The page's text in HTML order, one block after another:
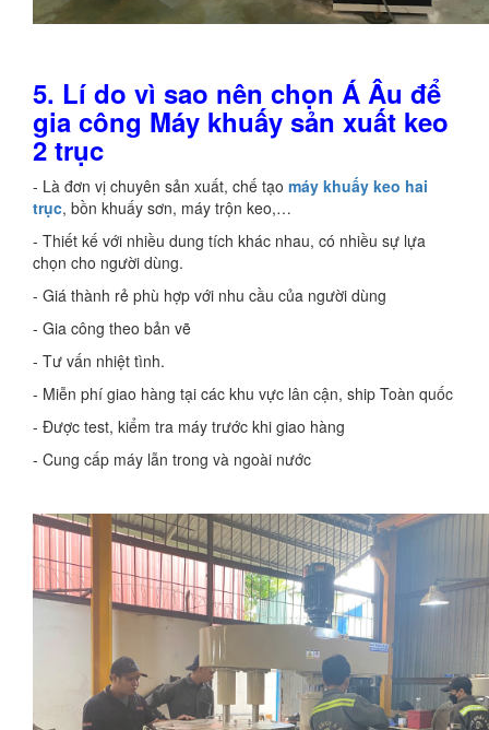
5. Lí do vì sao nên chọn Á Âu để
gia công Máy khuấy sản xuất keo
2 trục
- Là đơn vị chuyên sản xuất, chế tạo máy khuấy keo hai
trục, bồn khuấy sơn, máy trộn keo,…
- Thiết kế với nhiều dung tích khác nhau, có nhiều sự lựa
chọn cho người dùng.
- Giá thành rẻ phù hợp với nhu cầu của người dùng
- Gia công theo bản vẽ
- Tư vấn nhiệt tình.
- Miễn phí giao hàng tại các khu vực lân cận, ship Toàn quốc
- Được test, kiểm tra máy trước khi giao hàng
- Cung cấp máy lẫn trong và ngoài nước